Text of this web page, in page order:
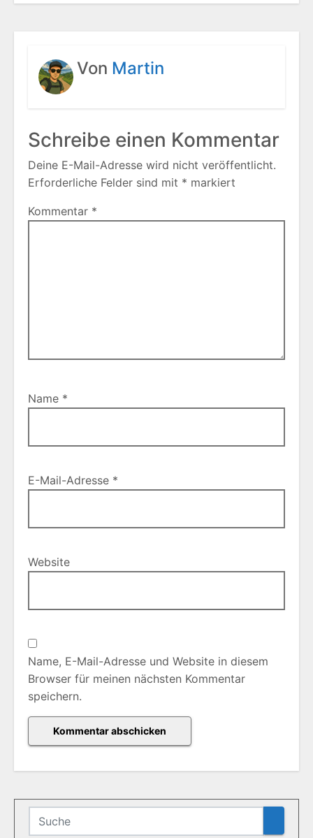
Von Martin
Schreibe einen Kommentar
Deine E-Mail-Adresse wird nicht veröffentlicht.
Erforderliche Felder sind mit * markiert
Kommentar *
Name *
E-Mail-Adresse *
Website
Name, E-Mail-Adresse und Website in diesem
Browser für meinen nächsten Kommentar
speichern.